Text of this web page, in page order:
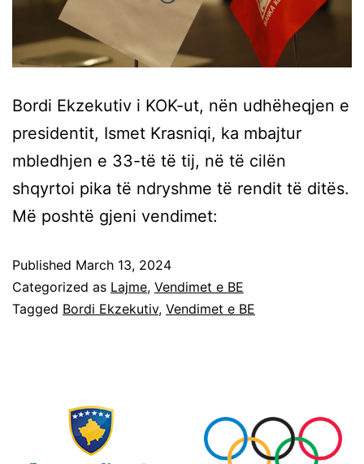
Bordi Ekzekutiv i KOK-ut, nën udhëheqjen e
presidentit, Ismet Krasniqi, ka mbajtur
mbledhjen e 33-të të tij, në të cilën
shqyrtoi pika të ndryshme të rendit të ditës.
Më poshtë gjeni vendimet:
Published March 13, 2024
Categorized as Lajme, Vendimet e BE
Tagged Bordi Ekzekutiv, Vendimet e BE